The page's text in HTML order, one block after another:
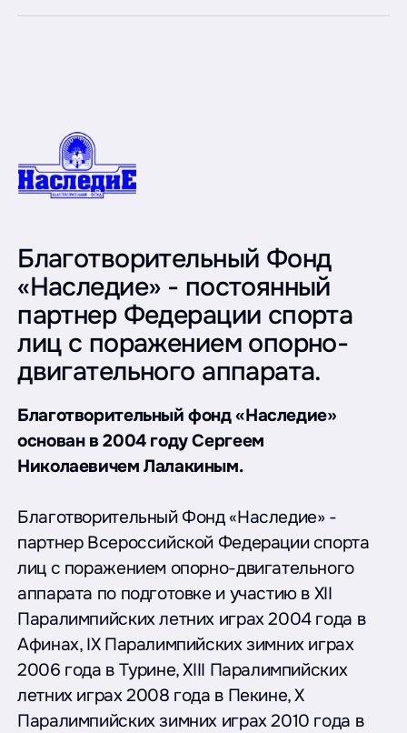
Благотворительный Фонд
«Наследие» - постоянный
партнер Федерации спорта
лиц с поражением опорно-
двигательного аппарата.
Благотворительный фонд «Наследие»
основан в 2004 году Сергеем
Николаевичем Лалакиным.
Благотворительный Фонд «Наследие» -
партнер Всероссийской Федерации спорта
лиц с поражением опорно-двигательного
аппарата по подготовке и участию в XII
Паралимпийских летних играх 2004 года в
Афинах, IХ Паралимпийских зимних играх
2006 года в Турине, XIII Паралимпийских
летних играх 2008 года в Пекине, X
Паралимпийских зимних играх 2010 года в